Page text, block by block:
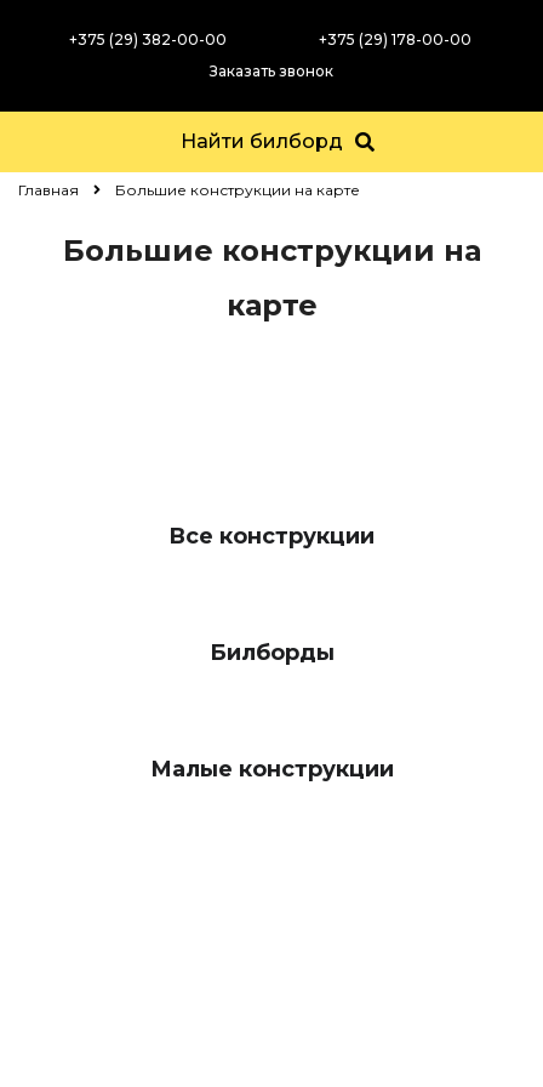
+375 (29) 382-00-00
+375 (29) 178-00-00
Заказать звонок
Найти билборд
Главная Большие конструкции на карте
Большие конструкции на
карте
Все конструкции
Билборды
Малые конструкции